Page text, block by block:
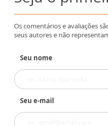
Os comentários e avaliações
seus autores e não
Seu nome
Seu e-mail